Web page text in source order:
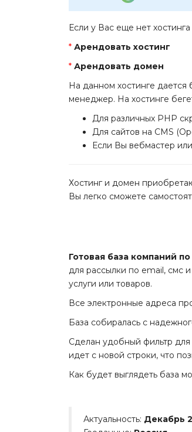
Если у Вас еще нет
* Арендовать хостинг
* Арендовать домен
На данном хостинге
менеджер. На хостинге
Для различных PHP
Для сайтов на CMS
Если Вы вебмастер
Хостинг и домен
Вы легко сможете
Готовая база компаний
для рассылки по email, смс
услуги или товаров.
Все электронные адреса
База собиралась с
Сделан удобный фильтр
идет с новой строки, что
Как будет выглядеть база
Актуальность: Декабрь